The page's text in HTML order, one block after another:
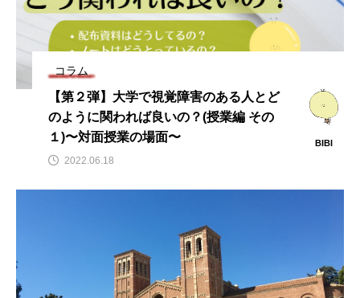
コラム
【第２弾】大学で視覚障害のある人とど
のように関われば良いの？(授業編 その
１)〜対面授業の場面〜
BIBI
2022.06.18